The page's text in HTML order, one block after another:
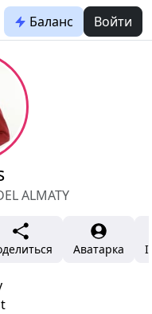
Баланс Войти
ALMATY
Аватарка